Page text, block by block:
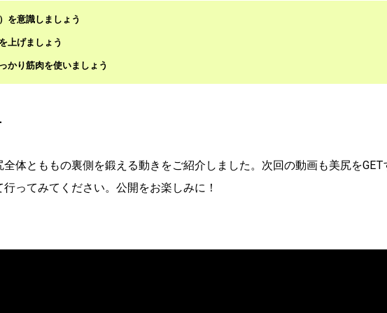
を意識しましょう
上げましょう
かり筋肉を使いましょう
体とももの裏側を鍛える動きをご紹介しました。次回の動画も美尻をGET
ってみてください。公開をお楽しみに！